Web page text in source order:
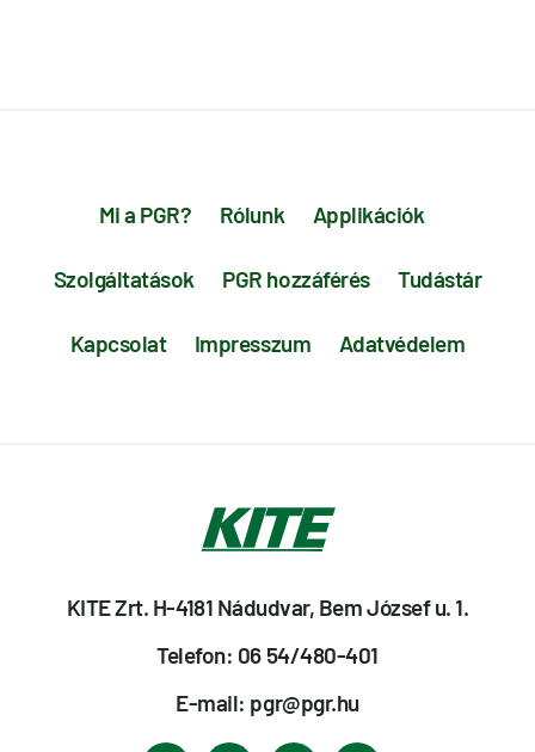
Mi a PGR? Rólunk Applikációk
Szolgáltatások PGR hozzáférés Tudástár
Kapcsolat Impresszum Adatvédelem
KITE Zrt. H-4181 Nádudvar, Bem József u. 1.
Telefon: 06 54/480-401
E-mail: pgr@pgr.hu